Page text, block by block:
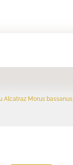
Alcatraz Morus bassanus